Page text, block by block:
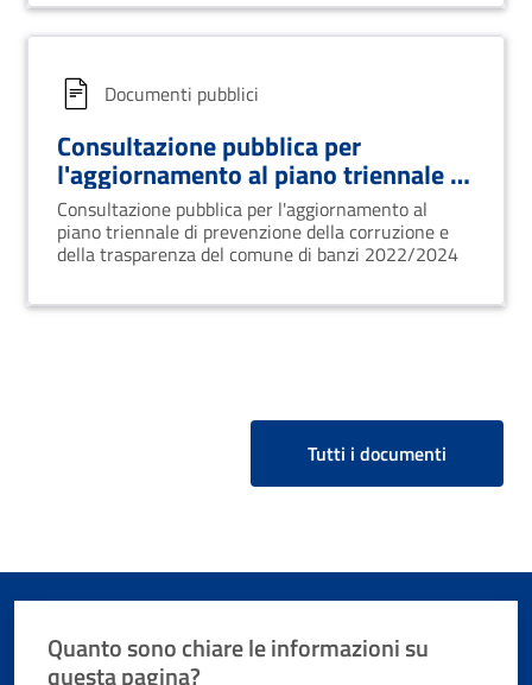
Documenti pubblici
Consultazione pubblica per
l'aggiornamento al piano triennale di
prevenzione della corruzione e della
trasparenza
Consultazione pubblica per l'aggiornamento al
piano triennale di prevenzione della corruzione e
della trasparenza del comune di banzi 2022/2024
Tutti i documenti
Quanto sono chiare le informazioni su
questa pagina?